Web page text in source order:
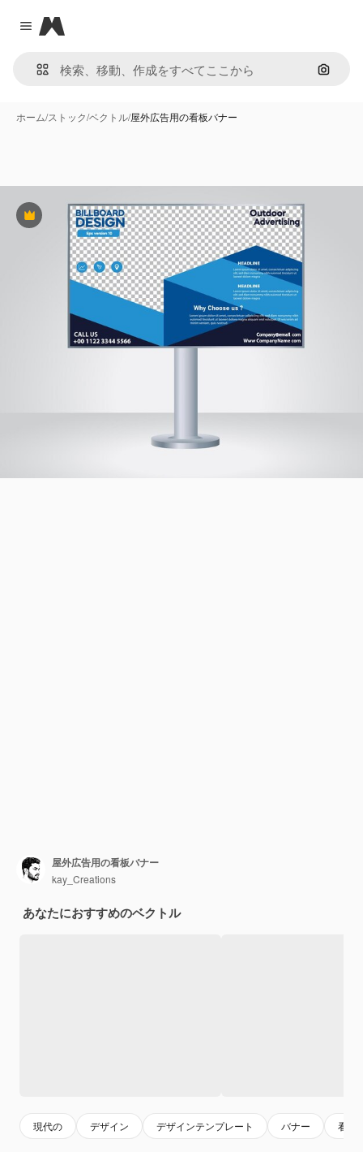
Close menu
Magnific
画像で
ホーム/ストック/ベクトル/屋外広告用の看板バナー
Premium
屋外広告用の看板バナー
kay_Creations
あなたにおすすめのベクトル
現代の デザイン デザインテンプレート バナー 看板